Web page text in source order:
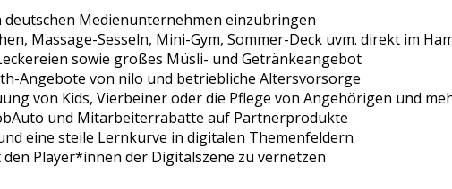
Medienunternehmen einzubringen
Massage-Sesseln, Mini-Gym, Sommer-Deck uvm. direkt im
sowie großes Müsli- und Getränkeangebot
Angebote von nilo und betriebliche Altersvorsorge
von Kids, Vierbeiner oder die Pflege von Angehörigen und
und Mitarbeiterrabatte auf Partnerprodukte
eine steile Lernkurve in digitalen Themenfeldern
Player*innen der Digitalszene zu vernetzen